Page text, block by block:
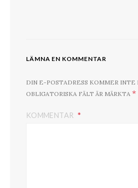
LÄMNA EN KOMMENTAR
DIN E-POSTADRESS KOMMER INTE
OBLIGATORISKA FÄLT ÄR MÄRKTA *
KOMMENTAR